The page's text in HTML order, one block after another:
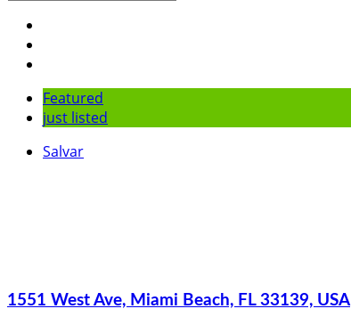
Featured
just listed
Salvar
1551 West Ave, Miami Beach, FL 33139, USA